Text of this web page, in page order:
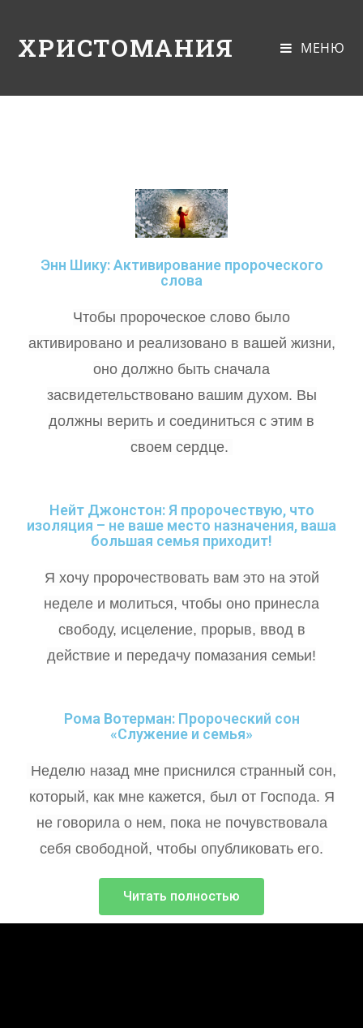
ХРИСТОМАНИЯ МЕНЮ
Энн Шику: Активирование пророческого
слова
Чтобы пророческое слово было
активировано и реализовано в вашей жизни,
оно должно быть сначала
засвидетельствовано вашим духом. Вы
должны верить и соединиться с этим в
своем сердце.
Нейт Джонстон: Я пророчествую, что
изоляция – не ваше место назначения, ваша
большая семья приходит!
Я хочу пророчествовать вам это на этой
неделе и молиться, чтобы оно принесла
свободу, исцеление, прорыв, ввод в
действие и передачу помазания семьи!
Рома Вотерман: Пророческий сон
«Служение и семья»
Неделю назад мне приснился странный сон,
который, как мне кажется, был от Господа. Я
не говорила о нем, пока не почувствовала
себя свободной, чтобы опубликовать его.
Читать полностью